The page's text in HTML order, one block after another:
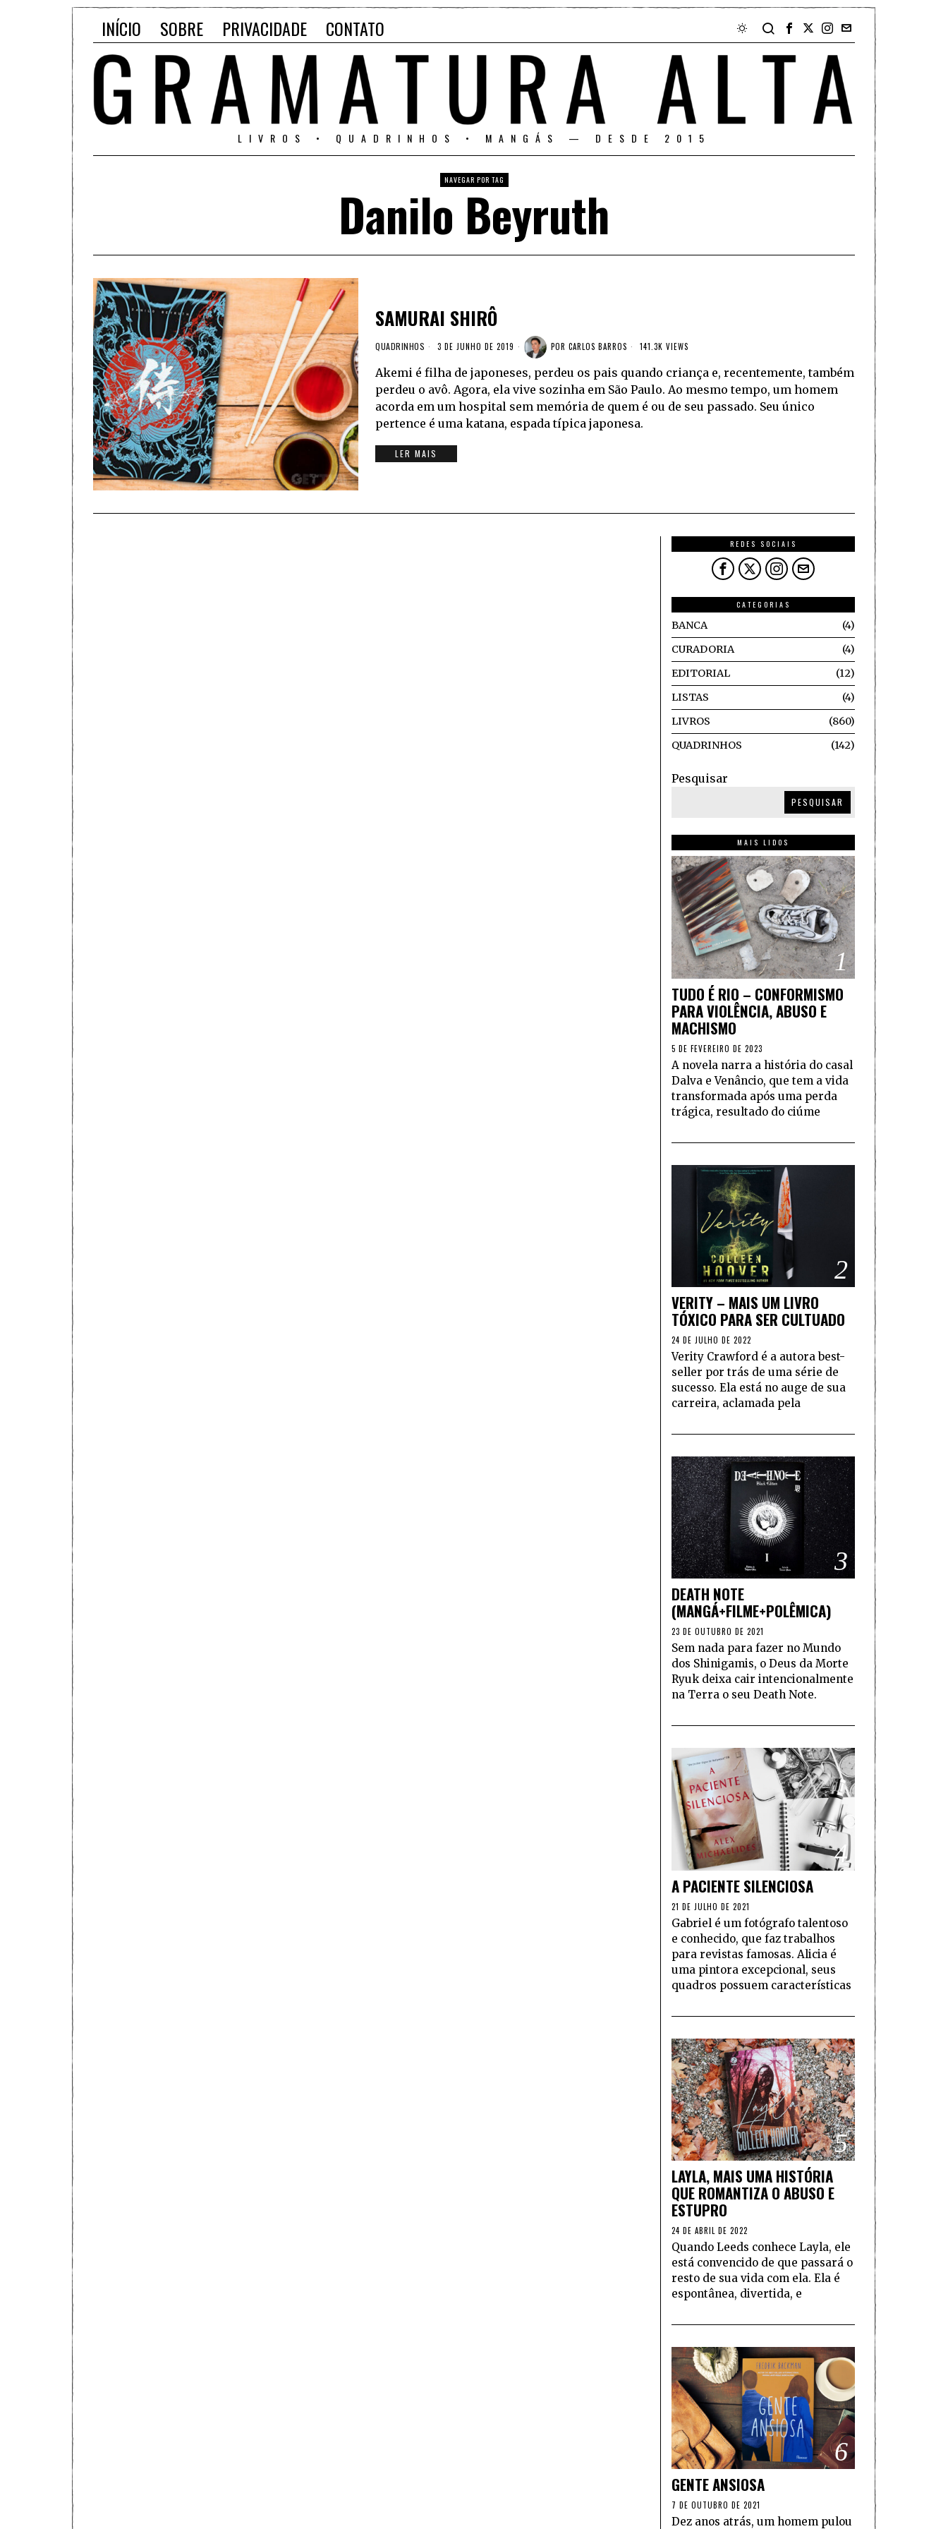
INÍCIO SOBRE PRIVACIDADE CONTATO
LIVROS • QUADRINHOS • MANGÁS — DESDE 2015
NAVEGAR POR TAG
Danilo Beyruth
SAMURAI SHIRÔ
QUADRINHOS 3 DE JUNHO DE 2019 POR CARLOS BARROS 141.3K VIEWS
Akemi é filha de japoneses, perdeu os pais quando criança e, recentemente, também
perdeu o avô. Agora, ela vive sozinha em São Paulo. Ao mesmo tempo, um homem
acorda em um hospital sem memória de quem é ou de seu passado. Seu único
pertence é uma katana, espada típica japonesa.
LER MAIS
REDES SOCIAIS
CATEGORIAS
BANCA
4
CURADORIA
4
EDITORIAL
12
LISTAS
4
LIVROS
860
QUADRINHOS
142
Pesquisar
PESQUISAR
MAIS LIDOS
1
TUDO É RIO – CONFORMISMO
PARA VIOLÊNCIA, ABUSO E
MACHISMO
5 DE FEVEREIRO DE 2023
A novela narra a história do casal
Dalva e Venâncio, que tem a vida
transformada após uma perda
trágica, resultado do ciúme
2
VERITY – MAIS UM LIVRO
TÓXICO PARA SER CULTUADO
24 DE JULHO DE 2022
Verity Crawford é a autora best-
seller por trás de uma série de
sucesso. Ela está no auge de sua
carreira, aclamada pela
3
DEATH NOTE
(MANGÁ+FILME+POLÊMICA)
23 DE OUTUBRO DE 2021
Sem nada para fazer no Mundo
dos Shinigamis, o Deus da Morte
Ryuk deixa cair intencionalmente
na Terra o seu Death Note.
4
A PACIENTE SILENCIOSA
21 DE JULHO DE 2021
Gabriel é um fotógrafo talentoso
e conhecido, que faz trabalhos
para revistas famosas. Alicia é
uma pintora excepcional, seus
quadros possuem características
5
LAYLA, MAIS UMA HISTÓRIA
QUE ROMANTIZA O ABUSO E
ESTUPRO
24 DE ABRIL DE 2022
Quando Leeds conhece Layla, ele
está convencido de que passará o
resto de sua vida com ela. Ela é
espontânea, divertida, e
6
GENTE ANSIOSA
7 DE OUTUBRO DE 2021
Dez anos atrás, um homem pulou